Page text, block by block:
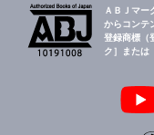
ＡＢＪマー
からコンテ
登録商標（
ク］または